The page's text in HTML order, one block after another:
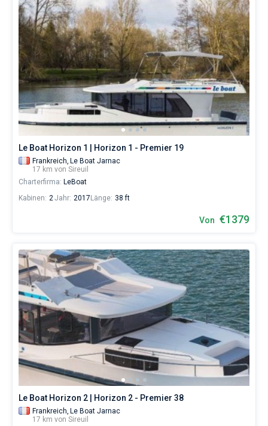
Le Boat Horizon 1 | Horizon 1 - Premier 19
Frankreich, Le Boat Jarnac
17 km von Sireuil
Charterfirma: LeBoat
Kabinen: 2Jahr: 2017 Länge: 38 ft
Von €1379
Le Boat Horizon 2 | Horizon 2 - Premier 38
Frankreich, Le Boat Jarnac
17 km von Sireuil